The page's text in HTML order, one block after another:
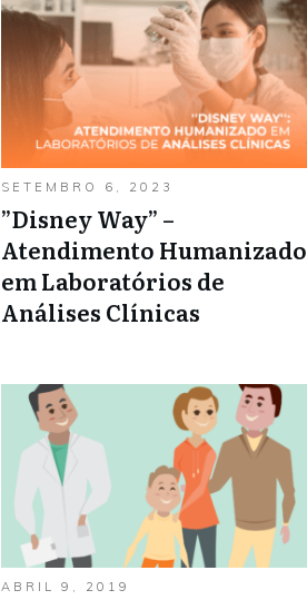
SETEMBRO 6, 2023
”Disney Way” –
Atendimento Humanizado
em Laboratórios de
Análises Clínicas
ABRIL 9, 2019